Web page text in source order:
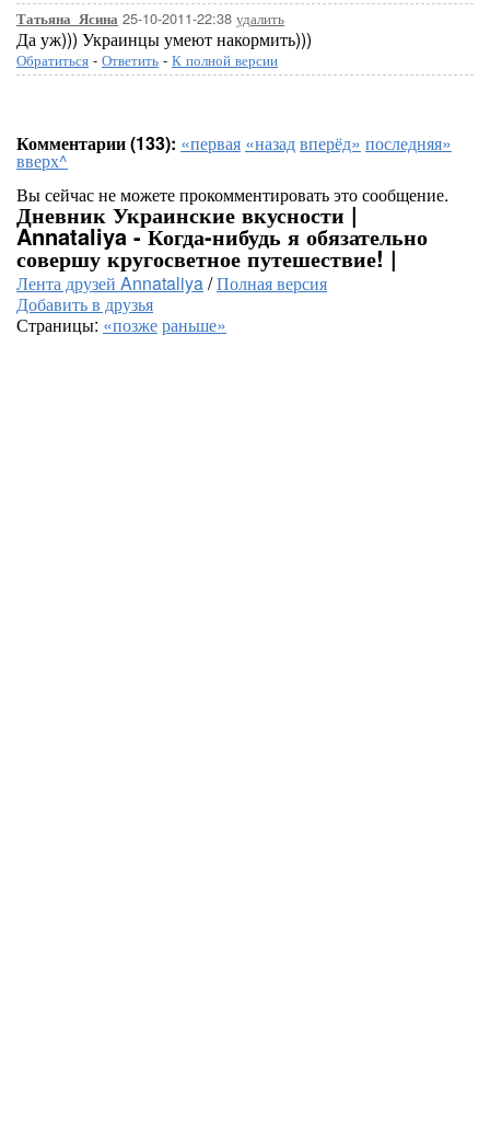
Татьяна_Ясина 25-10-2011-22:38 удалить
Да уж))) Украинцы умеют накормить)))
Обратиться - Ответить - К полной версии
Комментарии (133): «первая «назадвперёд» последняя»
вверх^
Вы сейчас не можете прокомментировать это сообщение.
Дневник Украинские вкусности |
Annataliya - Когда-нибудь я обязательно
совершу кругосветное путешествие! |
Лента друзей Annataliya/Полная версия
Добавить в друзья
Страницы: «позжераньше»